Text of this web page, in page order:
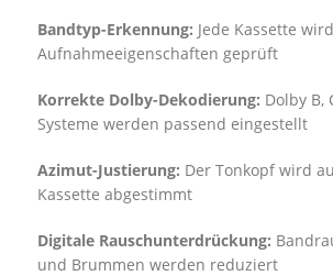
Bandtyp-Erkennung: Jede Kassette
Aufnahmeeigenschaften geprüft
Korrekte Dolby-Dekodierung: Dolby B,
Systeme werden passend eingestellt
Azimut-Justierung: Der Tonkopf wird
Kassette abgestimmt
Digitale Rauschunterdrückung:
und Brummen werden reduziert